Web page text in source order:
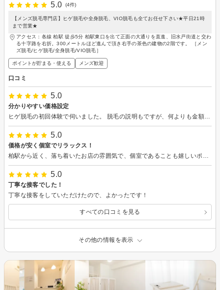
5.0
(4件)
【メンズ脱毛専門店】ヒゲ脱毛や全身脱毛、VIO脱毛も全てお任せ下さい★平日21時
まで営業★
アクセス：各線 柏駅 徒歩5分 柏駅東口を出て正面の大通りを直進、旧水戸街道と交わ
る十字路を右折。300メートルほど進んで頂き右手の茶色の建物の2階です。 ［メン
ズ脱毛/ヒゲ脱毛/全身脱毛/VIO脱毛］
ポイントが貯まる・使える メンズ歓迎
口コミ
5.0
分かりやすい価格設定
ヒゲ脱毛の初回体験で伺いました。 脱毛の説明もですが、何よりも金額の設定がわかりやすく、低価格だと感じました。 施術中の痛みはほぼ感じませんでした。 施術時間も短いと思うので、気軽に行きやすいと思います。
5.0
価格が安く個室でリラックス！
柏駅から近く、落ち着いたお店の雰囲気で、個室であることも嬉しいポイントでした！ また、他のお店より価格が安く、施術は丁寧でしたので、来月も行きます！ 長期プランで申し込みします！
5.0
丁寧な接客でした！
丁寧な接客をしていただけたので、よかったです！
すべての口コミを見る
その他の情報を表示